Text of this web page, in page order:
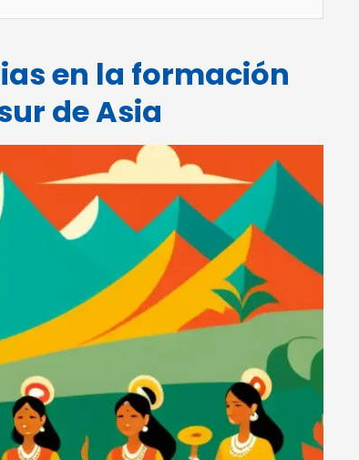
en la formación
de Asia